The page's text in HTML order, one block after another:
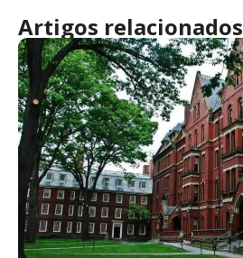
Artigos relacionados